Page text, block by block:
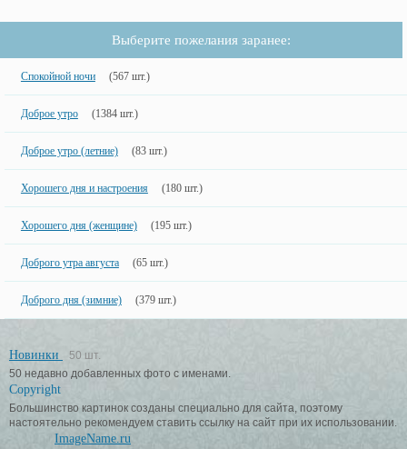
Выберите пожелания заранее:
Спокойной ночи (567 шт.)
Доброе утро (1384 шт.)
Доброе утро (летние) (83 шт.)
Хорошего дня и настроения (180 шт.)
Хорошего дня (женщине) (195 шт.)
Доброго утра августа (65 шт.)
Доброго дня (зимние) (379 шт.)
Новинки
50 шт.
50 недавно добавленных фото с именами.
Copyright
Большинство картинок созданы специально для сайта, поэтому
настоятельно рекомендуем ставить ссылку на сайт при их использовании.
ImageName.ru